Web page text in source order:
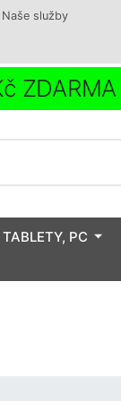
Naše služby
ZDARMA
PC